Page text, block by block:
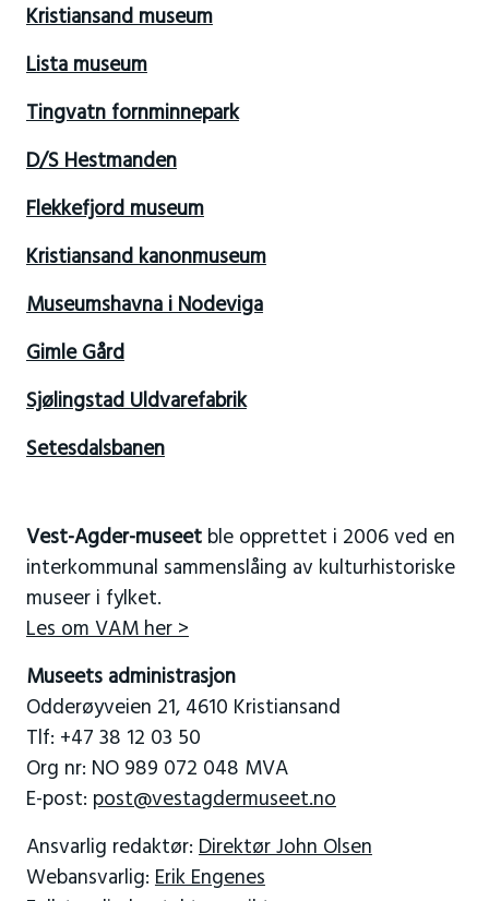
Kristiansand museum
Lista museum
Tingvatn fornminnepark
D/S Hestmanden
Flekkefjord museum
Kristiansand kanonmuseum
Museumshavna i Nodeviga
Gimle Gård
Sjølingstad Uldvarefabrik
Setesdalsbanen
Vest-Agder-museetble opprettet i 2006 ved en
interkommunal sammenslåing av kulturhistoriske
museer i fylket.
Les om VAM her >
Museets administrasjon
Odderøyveien 21, 4610 Kristiansand
Tlf: +47 38 12 03 50
Org nr: NO 989 072 048 MVA
E-post: post@vestagdermuseet.no
Ansvarlig redaktør: Direktør John Olsen
Webansvarlig: Erik Engenes